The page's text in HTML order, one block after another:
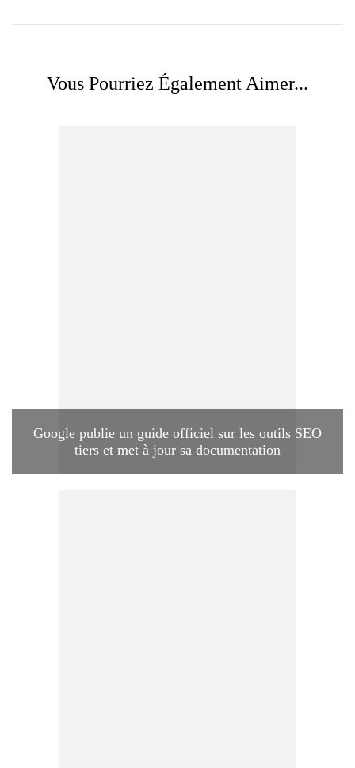
Vous Pourriez Également Aimer...
Google publie un guide officiel sur les outils SEO
tiers et met à jour sa documentation